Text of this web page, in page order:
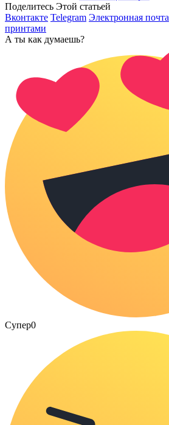
Поделитесь Этой статьей
Вконтакте Telegram Электронная почта
принтами
А ты как думаешь?
Супер0